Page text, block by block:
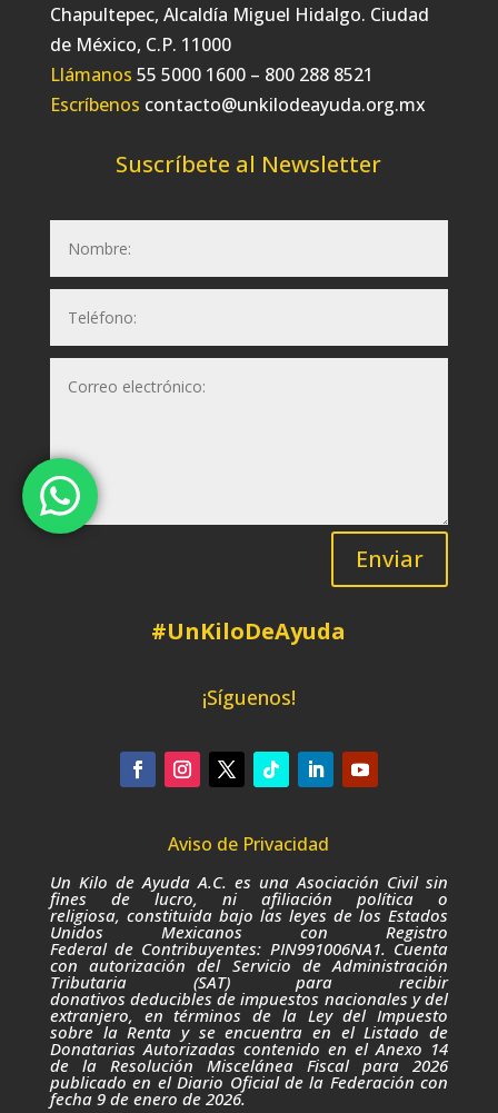
Chapultepec, Alcaldía Miguel Hidalgo. Ciudad
de México, C.P. 11000
Llámanos 55 5000 1600 – 800 288 8521
Escríbenos contacto@unkilodeayuda.org.mx
Suscríbete al Newsletter
Enviar
#UnKiloDeAyuda
¡Síguenos!
Aviso de Privacidad
Un Kilo de Ayuda A.C. es una Asociación Civil sin
fines de lucro, ni afiliación política o
religiosa, constituida bajo las leyes de los Estados
Unidos Mexicanos con Registro
Federal de Contribuyentes: PIN991006NA1. Cuenta
con autorización del Servicio de Administración
Tributaria (SAT) para recibir
donativos deducibles de impuestos nacionales y del
extranjero, en términos de la Ley del Impuesto
sobre la Renta y se encuentra en el Listado de
Donatarias Autorizadas contenido en el Anexo 14
de la Resolución Miscelánea Fiscal para 2026
publicado en el Diario Oficial de la Federación con
fecha9de enero de 2026.